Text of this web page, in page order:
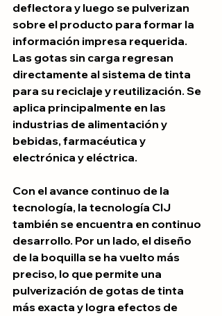
deflectora y luego se pulverizan
sobre el producto para formar la
información impresa requerida.
Las gotas sin carga regresan
directamente al sistema de tinta
para su reciclaje y reutilización. Se
aplica principalmente en las
industrias de alimentación y
bebidas, farmacéutica y
electrónica y eléctrica.
Con el avance continuo de la
tecnología, la tecnología CIJ
también se encuentra en continuo
desarrollo. Por un lado, el diseño
de la boquilla se ha vuelto más
preciso, lo que permite una
pulverización de gotas de tinta
más exacta y logra efectos de